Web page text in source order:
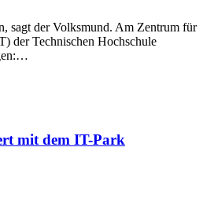
sagt der Volksmund. Am Zentrum für
der Technischen Hochschule
mit dem IT-Park